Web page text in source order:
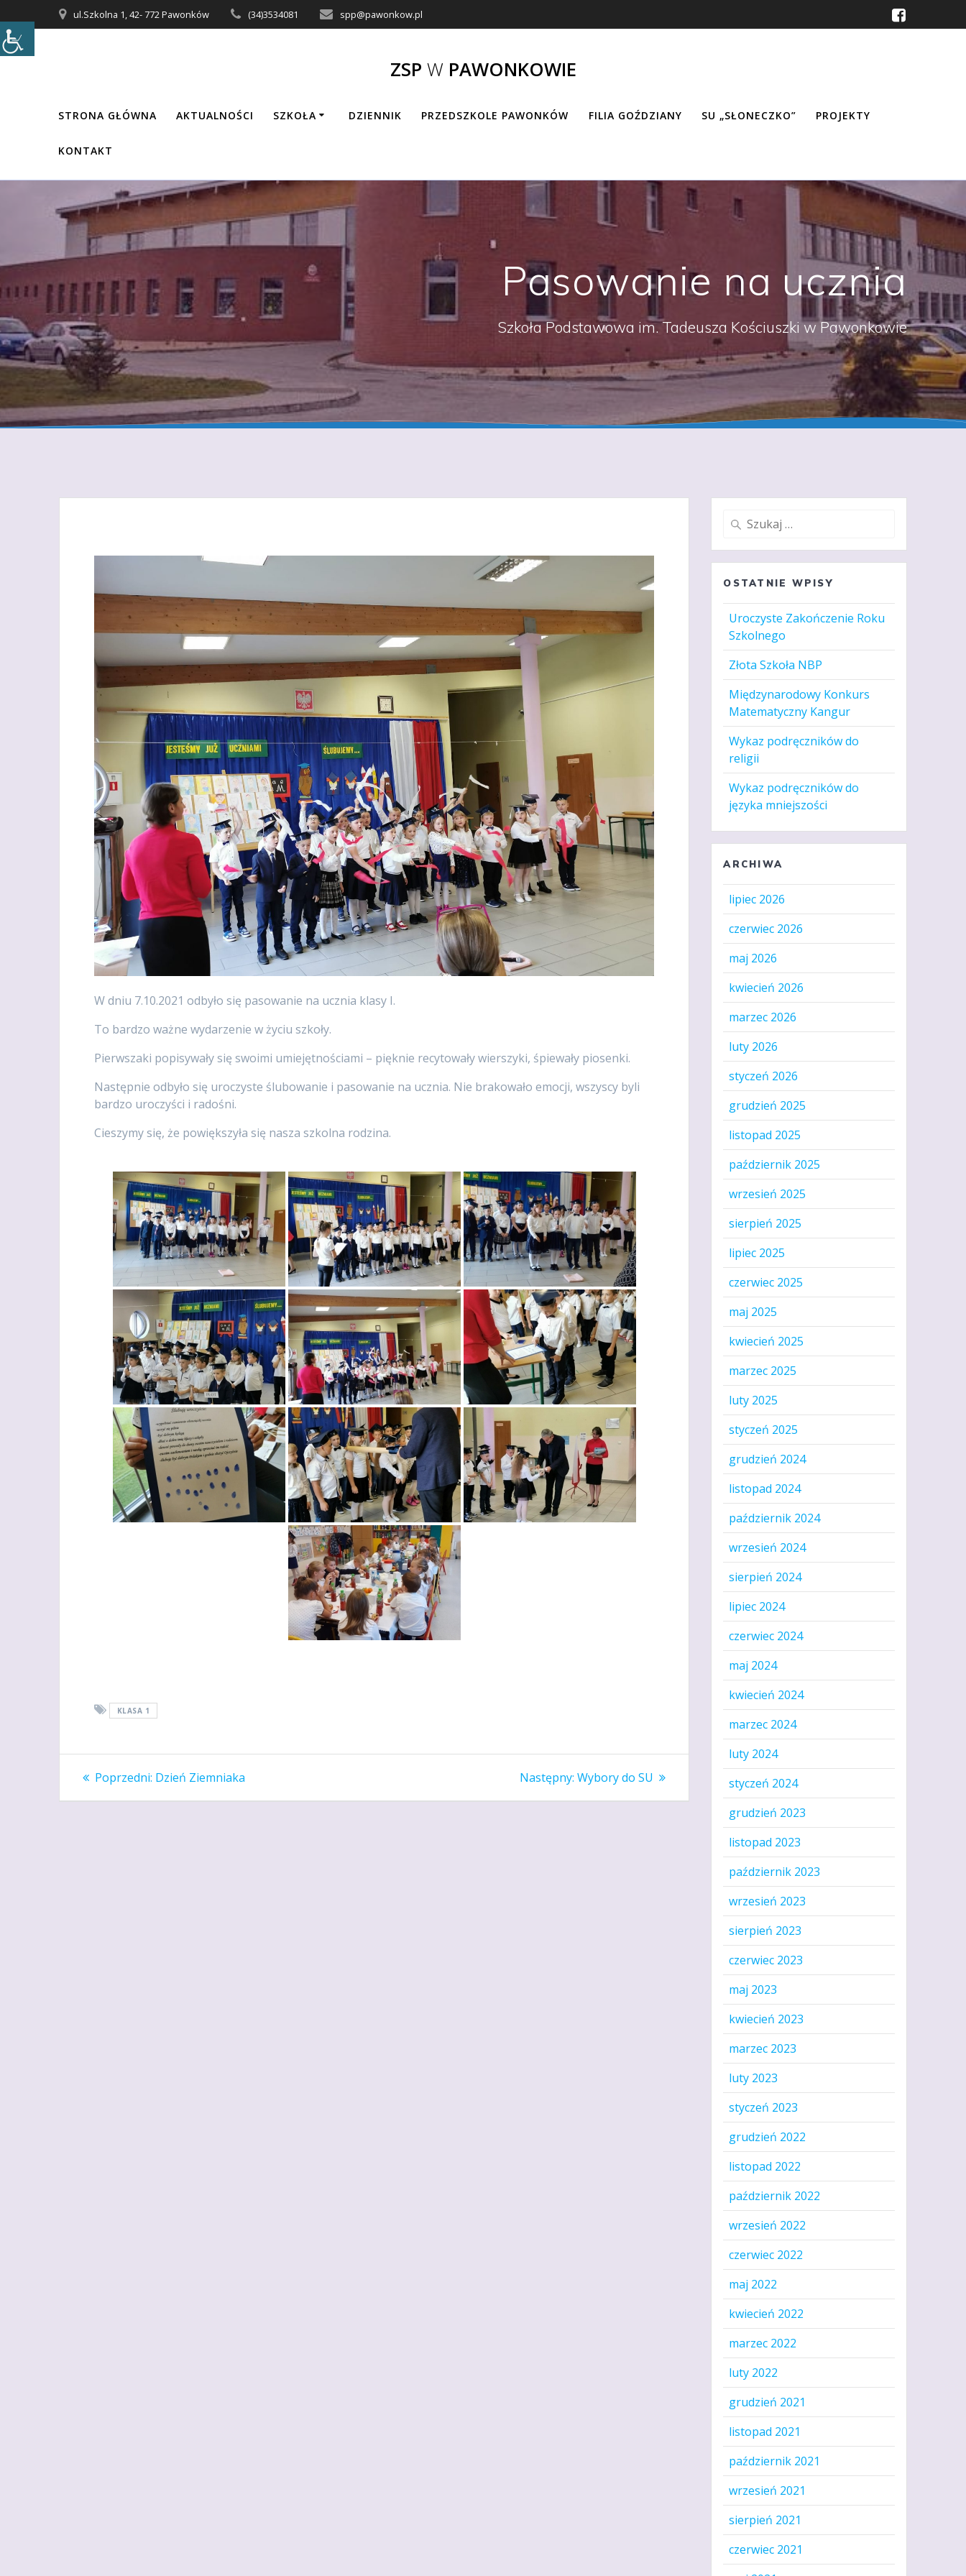
do
treści
ul.Szkolna 1, 42- 772 Pawonków (34)3534081 spp@pawonkow.pl
ZSP W PAWONKOWIE
STRONA GŁÓWNA AKTUALNOŚCI SZKOŁA DZIENNIK PRZEDSZKOLE PAWONKÓW FILIA GOŹDZIANY SU „SŁONECZKO” PROJEKTY
KONTAKT
Pasowanie na ucznia
Szkoła Podstawowa im. Tadeusza Kościuszki w Pawonkowie
W dniu 7.10.2021 odbyło się pasowanie na ucznia klasy I.
To bardzo ważne wydarzenie w życiu szkoły.
Pierwszaki popisywały się swoimi umiejętnościami – pięknie recytowały wierszyki, śpiewały piosenki.
Następnie odbyło się uroczyste ślubowanie i pasowanie na ucznia. Nie brakowało emocji, wszyscy byli
bardzo uroczyści i radośni.
Cieszymy się, że powiększyła się nasza szkolna rodzina.
KLASA 1
Nawigacja
wpisu
Poprzedni: Poprzedni
Dzień Ziemniaka Następny: Następny
Wybory do SU
Szukaj:
OSTATNIE WPISY
Uroczyste Zakończenie Roku
Szkolnego
Złota Szkoła NBP
Międzynarodowy Konkurs
Matematyczny Kangur
Wykaz podręczników do
religii
Wykaz podręczników do
języka mniejszości
ARCHIWA
lipiec 2026
czerwiec 2026
maj 2026
kwiecień 2026
marzec 2026
luty 2026
styczeń 2026
grudzień 2025
listopad 2025
październik 2025
wrzesień 2025
sierpień 2025
lipiec 2025
czerwiec 2025
maj 2025
kwiecień 2025
marzec 2025
luty 2025
styczeń 2025
grudzień 2024
listopad 2024
październik 2024
wrzesień 2024
sierpień 2024
lipiec 2024
czerwiec 2024
maj 2024
kwiecień 2024
marzec 2024
luty 2024
styczeń 2024
grudzień 2023
listopad 2023
październik 2023
wrzesień 2023
sierpień 2023
czerwiec 2023
maj 2023
kwiecień 2023
marzec 2023
luty 2023
styczeń 2023
grudzień 2022
listopad 2022
październik 2022
wrzesień 2022
czerwiec 2022
maj 2022
kwiecień 2022
marzec 2022
luty 2022
grudzień 2021
listopad 2021
październik 2021
wrzesień 2021
sierpień 2021
czerwiec 2021